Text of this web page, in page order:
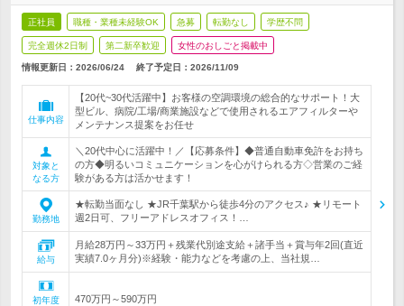
正社員 職種・業種未経験OK 急募 転勤なし 学歴不問
完全週休2日制 第二新卒歓迎 女性のおしごと掲載中
情報更新日：2026/06/24 終了予定日： 2026/11/09
仕事内容
【20代~30代活躍中】お客様の空調環境の総合的なサポート！大
型ビル、病院/工場/商業施設などで使用されるエアフィルターや
メンテナンス提案をお任せ
対象と
なる方
＼20代中心に活躍中！／【応募条件】◆普通自動車免許をお持ち
の方◆明るいコミュニケーションを心がけられる方◇営業のご経
験がある方は活かせます！
勤務地
★転勤当面なし ★JR千葉駅から徒歩4分のアクセス♪ ★リモート
週2日可、フリーアドレスオフィス！…
給与
月給28万円～33万円＋残業代別途支給＋諸手当＋賞与年2回(直近
実績7.0ヶ月分)※経験・能力などを考慮の上、当社規…
初年度
470万円～590万円